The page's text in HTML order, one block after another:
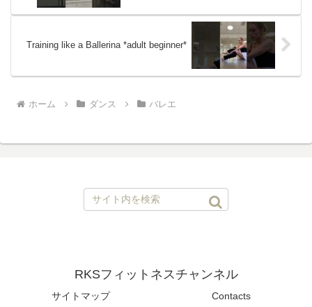
Training like a Ballerina *adult beginner*
ホーム ダンス バレエ
RKSフィットネスチャンネル
サイトマップ Contacts